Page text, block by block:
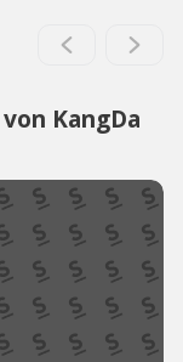
KangDa